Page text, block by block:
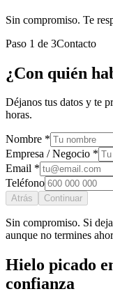
Sin compromiso. Te
Paso 1 de 3Contacto
¿Con quién
Déjanos tus datos y te
horas.
Nombre *
Empresa / Negocio *
Email *
Teléfono
Atrás Continuar
Sin compromiso. Si
aunque no termines
Hielo picado
confianza